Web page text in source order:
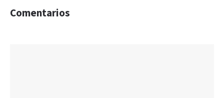
Comentarios